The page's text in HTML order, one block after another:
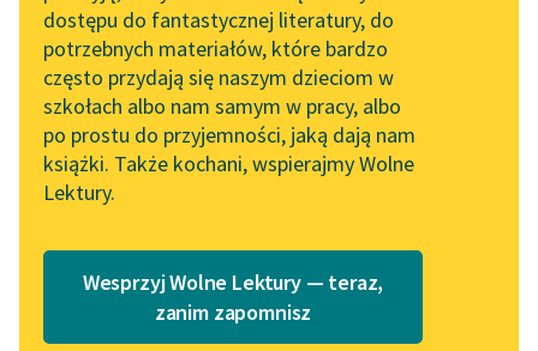
literatury skandynawskiej
Spotkanie z Katarzyną
Tunkiel w Oslo
102. lata temu zmarł
Joseph Conrad
Lektury szkolne i klasyka
literatury do słuchania dla
API
OAI-PMH
Widget Wolnych Lektur
Przypisy
Katalog w formacie PDF
dostępu do fantastycznej literatury, do
potrzebnych materiałów, które bardzo
często przydają się naszym dzieciom w
szkołach albo nam samym w pracy, albo
po prostu do przyjemności, jaką dają nam
książki. Także kochani, wspierajmy Wolne
Lektury.
Wesprzyj Wolne Lektury — teraz,
zanim zapomnisz
Czytaj więcej
Motyw: Rośliny
pięknych, ciekawych lub pouczających
wypowiedzi na temat roślin innych niż
(te mają swoje odrębne hasła).